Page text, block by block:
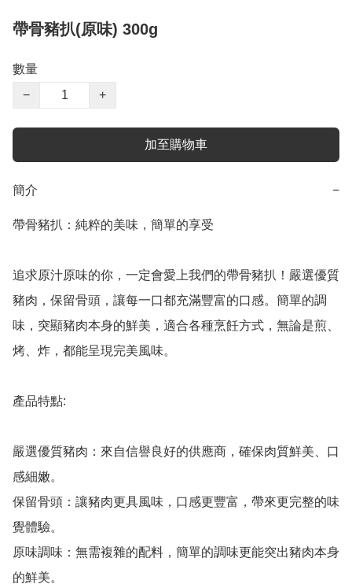
帶骨豬扒(原味) 300g
數量
−
+
加至購物車
簡介 −
帶骨豬扒：純粹的美味，簡單的享受
追求原汁原味的你，一定會愛上我們的帶骨豬扒！嚴選優質
豬肉，保留骨頭，讓每一口都充滿豐富的口感。簡單的調
味，突顯豬肉本身的鮮美，適合各種烹飪方式，無論是煎、
烤、炸，都能呈現完美風味。
產品特點:
嚴選優質豬肉：來自信譽良好的供應商，確保肉質鮮美、口
感細嫩。
保留骨頭：讓豬肉更具風味，口感更豐富，帶來更完整的味
覺體驗。
原味調味：無需複雜的配料，簡單的調味更能突出豬肉本身
的鮮美。